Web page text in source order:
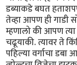
डब्याकडे बघत
तेव्हा आपण ही गाडी
म्हणालो की आपण त्या
चढूयाकी. त्यावर ते
पहिल्या वर्गाचा